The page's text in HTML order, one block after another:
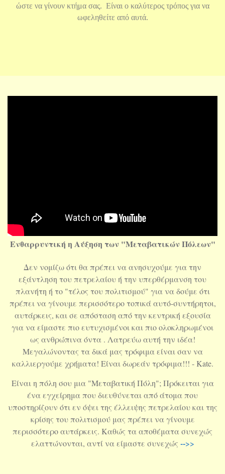
ώστε να γίνουν κτήμα σας. Είναι ο καλύτερος τρόπος για να
ωφεληθείτε από αυτά.
Ενθαρρυντική η Αύξηση των "Μεταβατικών Πόλεων"
Δεν νομίζω ότι θα πρέπει να ανησυχούμε για την
εξάντληση του πετρελαίου ή την υπερθέρμανση του
πλανήτη ή το "τέλος του πολιτισμού" για να δούμε ότι
πρέπει να γίνουμε περισσότερο τοπικά αυτό-συντήρητοι,
αυτάρκεις, και σε απόσταση από την κεντρική εξουσία
για να είμαστε πιο ευτυχισμένοι και πιο ολοκληρωμένοι
ως ανθρώπινα όντα . Λατρεύω αυτή την ιδέα!
Μεγαλώνοντας τα δικά μας τρόφιμα είναι σαν να
καλλιεργούμε χρήματα! Είναι δωρεάν τρόφιμα!!! - Kate.
Είναι η πόλη σου μια "Μεταβατική Πόλη"; Πρόκειται για
ένα εγχείρημα που διευθύνεται από άτομα που
υποστηρίζουν ότι εν όψει της έλλειψης πετρελαίου και της
κρίσης του πολιτισμού μας πρέπει να γίνουμε
περισσότερο αυτάρκεις. Καθώς τα αποθέματα συνεχώς
ελαττώνονται, αντί να είμαστε συνεχώς -->>